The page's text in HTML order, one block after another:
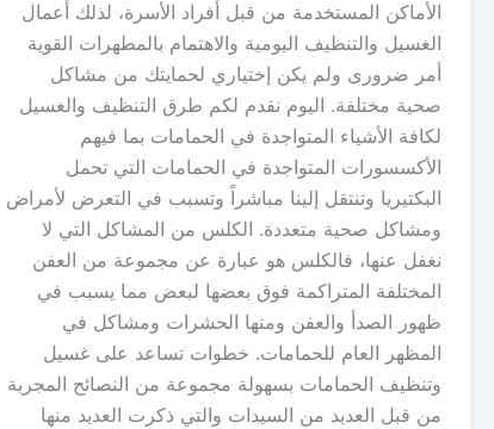
الأماكن المستخدمة من قبل أفراد الأسرة، لذلك أعمال
الغسيل والتنظيف اليومية والاهتمام بالمطهرات القوية
أمر ضرورى ولم يكن إختياري لحمايتك من مشاكل
صحية مختلفة. اليوم نقدم لكم طرق التنظيف والغسيل
لكافة الأشياء المتواجدة في الحمامات بما فيهم
الأكسسورات المتواجدة في الحمامات التي تحمل
البكتيريا وتنتقل إلينا مباشراً وتسبب في التعرض لأمراض
ومشاكل صحية متعددة. الكلس من المشاكل التي لا
نغفل عنها، فالكلس هو عبارة عن مجموعة من العفن
المختلفة المتراكمة فوق بعضها لبعض مما يسبب في
ظهور الصدأ والعفن ومنها الحشرات ومشاكل في
المظهر العام للحمامات. خطوات تساعد على غسيل
وتنظيف الحمامات بسهولة مجموعة من النصائح المجربة
من قبل العديد من السيدات والتي ذكرت العديد منها